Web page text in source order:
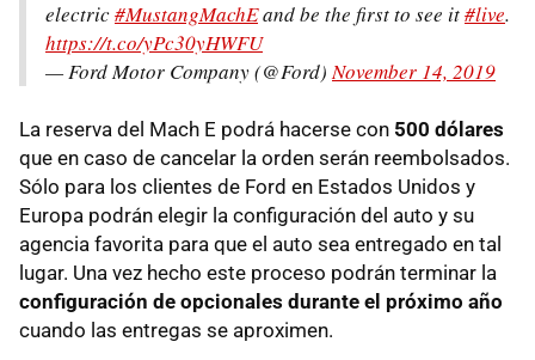
electric#MustangMachEand be the first to see it#live.
https://t.co/yPc30yHWFU
— Ford Motor Company (@Ford)November 14, 2019
La reserva del Mach E podrá hacerse con 500 dólares
que en caso de cancelar la orden serán reembolsados.
Sólo para los clientes de Ford en Estados Unidos y
Europa podrán elegir la configuración del auto y su
agencia favorita para que el auto sea entregado en tal
lugar. Una vez hecho este proceso podrán terminar la
configuración de opcionales durante el próximo año
cuando las entregas se aproximen.